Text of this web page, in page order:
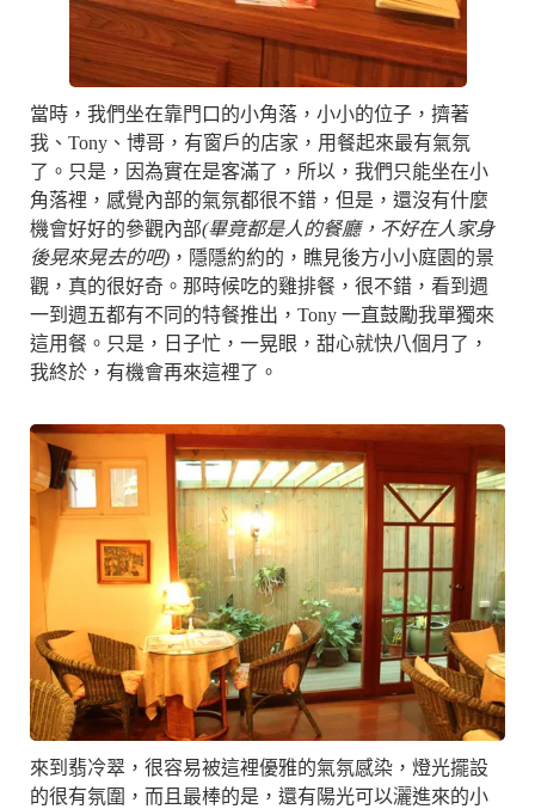
當時，我們坐在靠門口的小角落，小小的位子，擠著
我、Tony、博哥，有窗戶的店家，用餐起來最有氣氛
了。只是，因為實在是客滿了，所以，我們只能坐在小
角落裡，感覺內部的氣氛都很不錯，但是，還沒有什麼
機會好好的參觀內部(畢竟都是人的餐廳，不好在人家身
後晃來晃去的吧) ，隱隱約約的，瞧見後方小小庭園的景
觀，真的很好奇。那時候吃的雞排餐，很不錯，看到週
一到週五都有不同的特餐推出，Tony 一直鼓勵我單獨來
這用餐。只是，日子忙，一晃眼，甜心就快八個月了，
我終於，有機會再來這裡了。
來到翡冷翠，很容易被這裡優雅的氣氛感染，燈光擺設
的很有氛圍，而且最棒的是，還有陽光可以灑進來的小